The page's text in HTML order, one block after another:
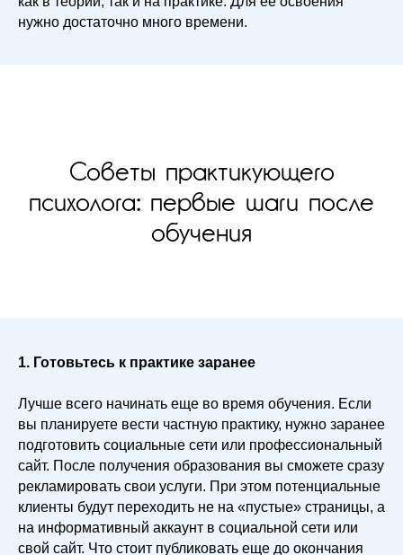
нужно достаточно много времени.
Советы практикующего
психолога: первые шаги после
обучения
1. Готовьтесь к практике заранее
Лучше всего начинать еще во время обучения. Если
вы планируете вести частную практику, нужно заранее
подготовить социальные сети или профессиональный
сайт. После получения образования вы сможете сразу
рекламировать свои услуги. При этом потенциальные
клиенты будут переходить не на «пустые» страницы, а
на информативный аккаунт в социальной сети или
свой сайт. Что стоит публиковать еще до окончания